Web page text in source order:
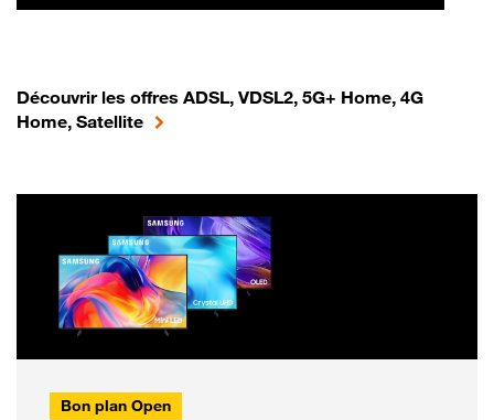
Découvrir les offres ADSL, VDSL2, 5G+ Home, 4G
Home, Satellite
Bon plan Open